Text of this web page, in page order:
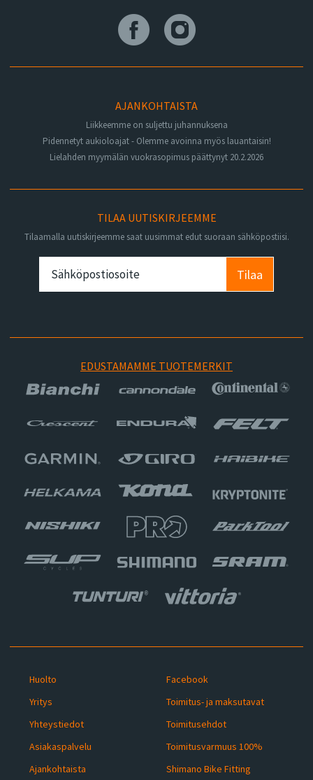
AJANKOHTAISTA
Liikkeemme on suljettu juhannuksena
Pidennetyt aukioloajat - Olemme avoinna myös lauantaisin!
Lielahden myymälän vuokrasopimus päättynyt 20.2.2026
TILAA UUTISKIRJEEMME
Tilaamalla uutiskirjeemme saat uusimmat edut suoraan sähköpostiisi.
Tilaa
EDUSTAMAMME TUOTEMERKIT
Huolto
Yritys
Yhteystiedot
Asiakaspalvelu
Ajankohtaista
Facebook
Toimitus- ja maksutavat
Toimitusehdot
Toimitusvarmuus 100%
Shimano Bike Fitting